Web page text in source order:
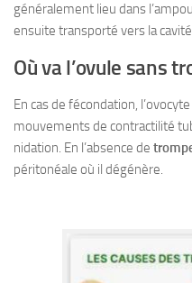
généralement lieu dans
ensuite transporté vers la
Où va l’ovule sans
En cas de fécondation,
mouvements de contractilité
nidation. En l’absence de
péritonéale où il dégénère.